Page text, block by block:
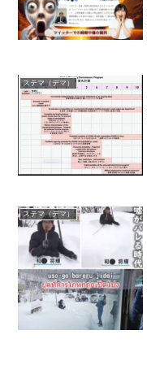
ステマ（デマ）
ステマ（デマ）